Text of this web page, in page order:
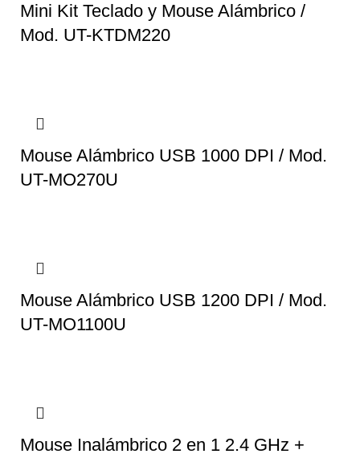
Mini Kit Teclado y Mouse Alámbrico /
Mod. UT-KTDM220
Mouse Alámbrico USB 1000 DPI / Mod.
UT-MO270U
Mouse Alámbrico USB 1200 DPI / Mod.
UT-MO1100U
Mouse Inalámbrico 2 en 1 2.4 GHz +